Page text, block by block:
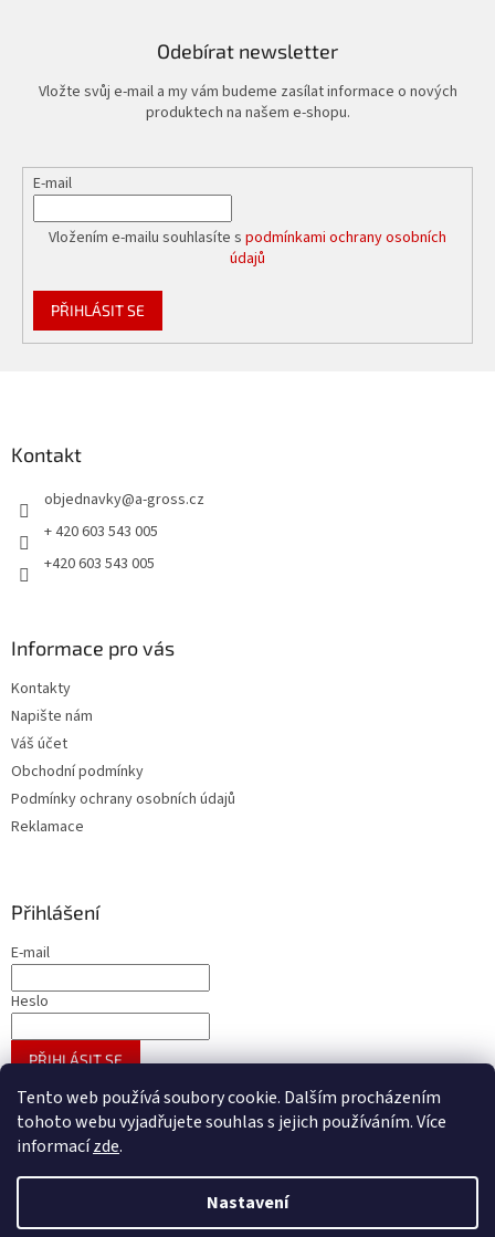
Tento web používá soubory cookie. Dalším procházením
tohoto webu vyjadřujete souhlas s jejich používáním. Více
informacízde.
Nastavení
Odebírat newsletter
Vložte svůj e-mail a my vám budeme zasílat informace o nových
produktech na našem e-shopu.
E-mail
Vložením e-mailu souhlasíte s podmínkami ochrany osobních
údajů
PŘIHLÁSIT SE
Kontakt
objednavky@a-gross.cz
+ 420 603 543 005
+420 603 543 005
Informace pro vás
Kontakty
Napište nám
Váš účet
Obchodní podmínky
Podmínky ochrany osobních údajů
Reklamace
Přihlášení
E-mail
Heslo
PŘIHLÁSIT SE
Nová registraceZapomenuté heslo